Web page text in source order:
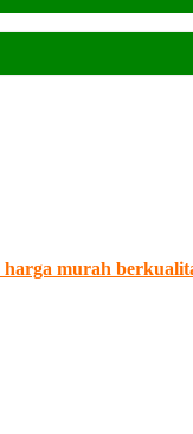
harga murah